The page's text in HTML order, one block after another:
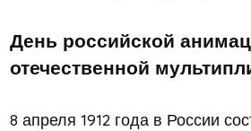
День российской
отечественной
8 апреля 1912 года в России